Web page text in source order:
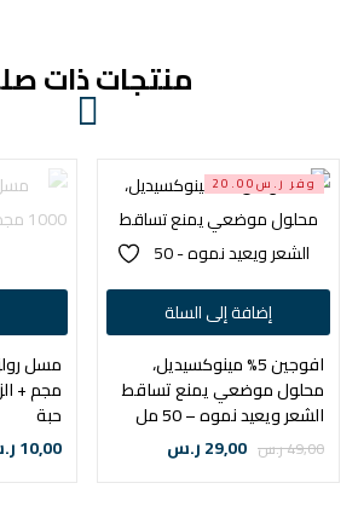
منتجات ذات
إضافة إلى السلة
وفر ر.س20.00
افوجين 5% مينوكسيديل،
محلول موضعي يمنع تساقط
الشعر ويعيد نموه – 50 مل
49,00ر.س 29,00ر.س
حبة
10,00